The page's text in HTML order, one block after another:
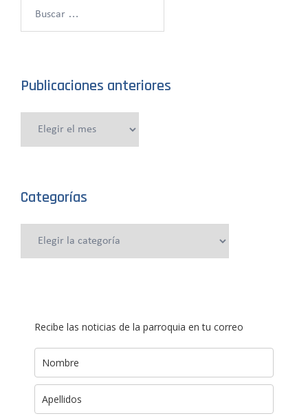
Publicaciones anteriores
Categorías
Recibe las noticias de la parroquia en tu correo